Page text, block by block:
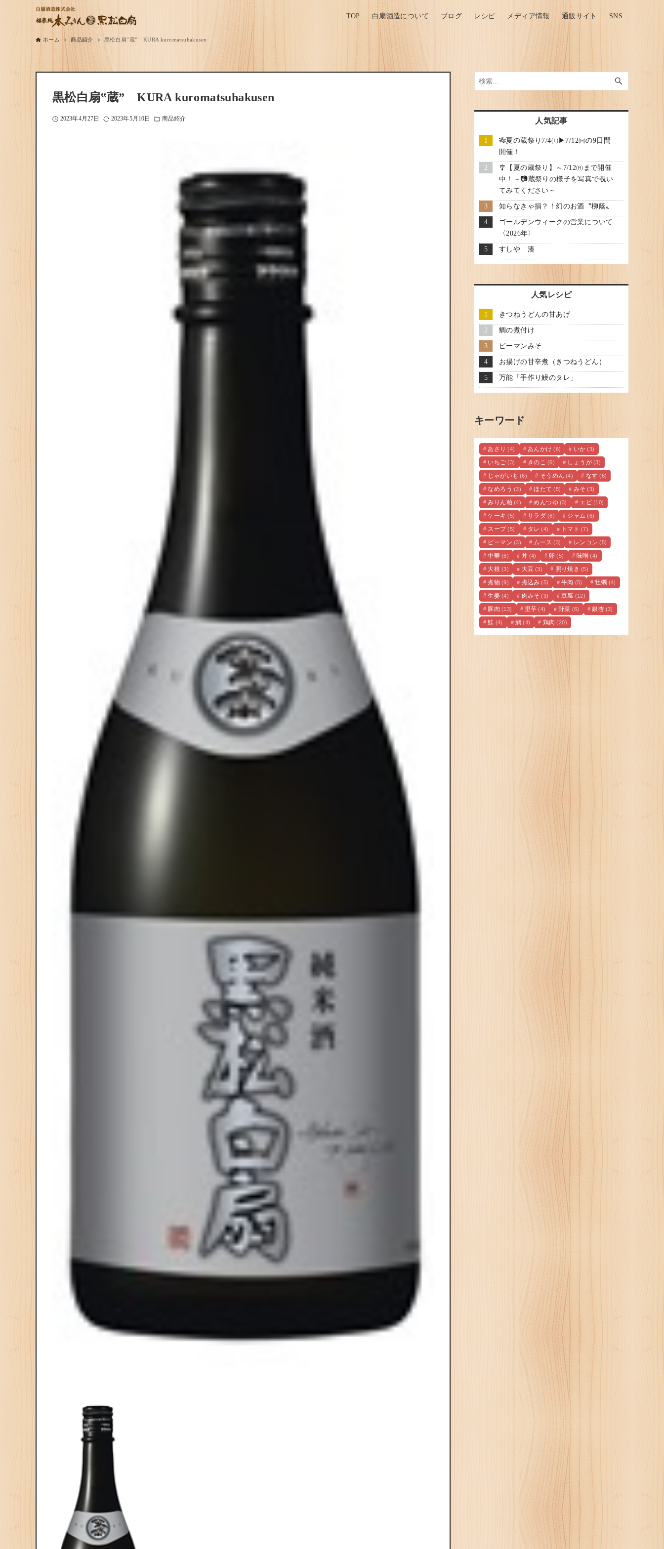
TOP 白扇酒造について ブログ レシピ メディア情報 通販サイト SNS
ホーム 商品紹介 黒松白扇‟蔵” KURA kuromatsuhakusen
黒松白扇‟蔵” KURA kuromatsuhakusen
2023年4月27日 2023年5月10日 商品紹介 人気記事
🎋夏の蔵祭り7/4㈯▶7/12㈰の9日間
開催！
🎐【夏の蔵祭り】～7/12㈰まで開催
中！～📷蔵祭りの様子を写真で覗い
てみてください～
知らなきゃ損？！幻のお酒〝柳蔭〟
ゴールデンウィークの営業について
〈2026年〉
すしや 湊
人気レシピ
きつねうどんの甘あげ
鯛の煮付け
ピーマンみそ
お揚げの甘辛煮（きつねうどん）
万能「手作り鰻のタレ」
キーワード
あさり (4) あんかけ (6) いか (3)
いちご (3) きのこ (6) しょうが (3)
じゃがいも (6) そうめん (4) なす (6)
なめろう (3) ほたて (5) みそ (3)
みりん粕 (4) めんつゆ (3) エビ (10)
ケーキ (5) サラダ (6) ジャム (6)
スープ (5) タレ (4) トマト (7)
ピーマン (3) ムース (3) レンコン (5)
中華 (6) 丼 (4) 卵 (5) 味噌 (4)
大根 (3) 大豆 (3) 照り焼き (5)
煮物 (9) 煮込み (5) 牛肉 (5) 牡蠣 (4)
生姜 (4) 肉みそ (3) 豆腐 (12)
豚肉 (13) 里芋 (4) 野菜 (6) 銀杏 (3)
鮭 (4) 鯛 (4) 鶏肉 (20)